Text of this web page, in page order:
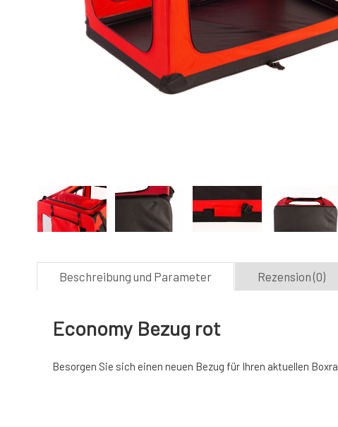
Beschreibung und Parameter Rezension (0)
Economy Bezug rot
Besorgen Sie sich einen neuen Bezug für Ihren aktuellen